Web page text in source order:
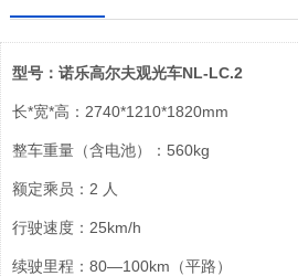
型号：诺乐高尔夫观光车NL-LC.2
长*宽*高：2740*1210*1820mm
整车重量（含电池）：560kg
额定乘员：2 人
行驶速度：25km/h
续驶里程：80—100km（平路）